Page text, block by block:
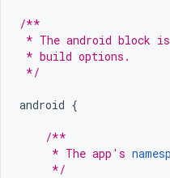
/**
* The android block
* build options.
*/
android {
/**
     * The app's
     */